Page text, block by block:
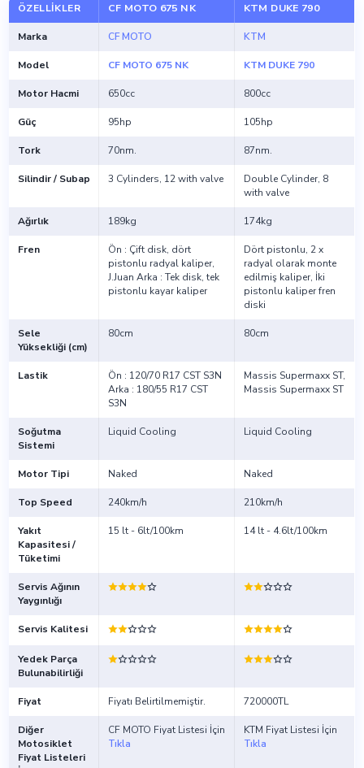
ÖZELLIKLER CF MOTO 675 NK KTM DUKE 790
Marka CF MOTO KTM
Model CF MOTO 675 NK KTM DUKE 790
Motor Hacmi 650cc 800cc
Güç 95hp 105hp
Tork 70nm. 87nm.
Silindir / Subap 3 Cylinders, 12 with valve
Double Cylinder, 8
with valve
Ağırlık 189kg 174kg
Fren
Ön : Çift disk, dört
pistonlu radyal kaliper,
J.Juan Arka : Tek disk, tek
pistonlu kayar kaliper
Dört pistonlu, 2 x
radyal olarak monte
edilmiş kaliper, İki
pistonlu kaliper fren
diski
Sele
Yüksekliği (cm)
80cm 80cm
Lastik
Ön : 120/70 R17 CST S3N
Arka : 180/55 R17 CST
S3N
Massis Supermaxx ST,
Massis Supermaxx ST
Soğutma
Sistemi
Liquid Cooling Liquid Cooling
Motor Tipi Naked Naked
Top Speed 240km/h 210km/h
Yakıt
Kapasitesi /
Tüketimi
15 lt - 6lt/100km 14 lt - 4.6lt/100km
Servis Ağının
Yaygınlığı
Servis Kalitesi
Yedek Parça
Bulunabilirliği
Fiyat Fiyatı Belirtilmemiştir. 720000TL
Diğer
Motosiklet
Fiyat Listeleri
CF MOTO Fiyat Listesi İçin
Tıkla
KTM Fiyat Listesi İçin
Tıkla